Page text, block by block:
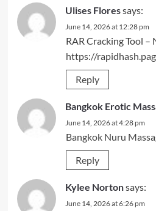
Ulises Floressays:
June 14, 2026 at 12:28 pm
RAR Cracking Tool –
https://
Reply
Bangkok Erotic
June 14, 2026 at 4:28 pm
Bangkok Nuru
Reply
Kylee Nortonsays:
June 14, 2026 at 6:26 pm